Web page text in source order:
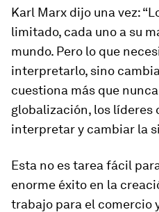
Karl Marx dijo una vez:
limitado, cada uno a su
mundo. Pero lo que
interpretarlo, sino
cuestiona más que
globalización, los líderes
interpretar y cambiar la
Esta no es tarea fácil
enorme éxito en la
trabajo para el comercio